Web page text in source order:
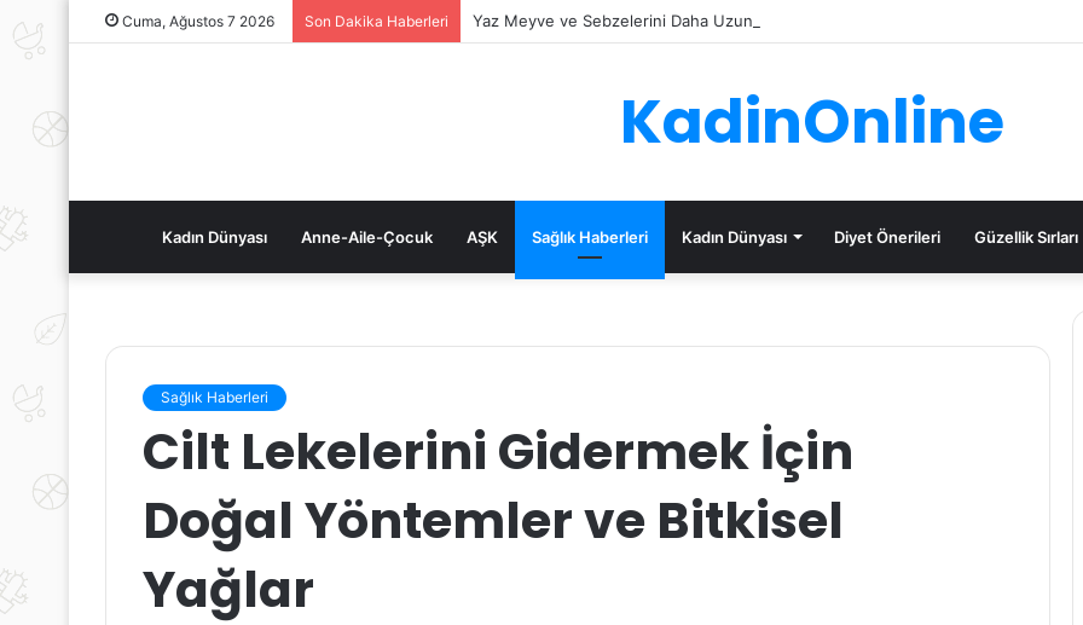
Cuma, Ağustos 7 2026 Son Dakika Haberleri Yaz Meyve ve Sebzelerini Daha Uzun Süre Saklama İpuçları
KadinOnline
Kadın Dünyası Anne-Aile-Çocuk AŞK Sağlık Haberleri Kadın Dünyası Diyet Önerileri Güzellik Sırları
Sağlık Haberleri
Cilt Lekelerini Gidermek İçin
Doğal Yöntemler ve Bitkisel
Yağlar